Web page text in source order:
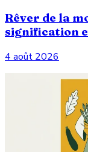
Rêver de la
signification
4 août 2026